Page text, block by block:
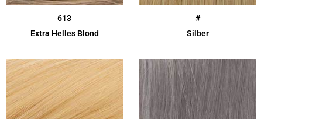
613
Extra Helles Blond
#
Silber